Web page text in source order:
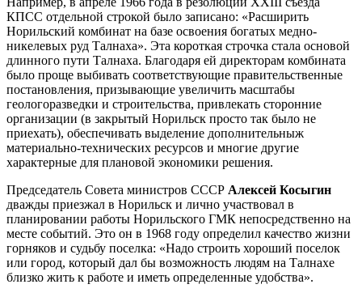
КПСС отдельной строкой было записано: «Расширить
Норильский комбинат на базе освоения богатых медно-
никелевых руд Талнаха». Эта короткая строчка стала основой
длинного пути Талнаха. Благодаря ей директорам комбината
было проще выбивать соответствующие правительственные
постановления, призывающие увеличить масштабы
геологоразведки и строительства, привлекать сторонние
организации (в закрытый Норильск просто так было не
приехать), обеспечивать выделение дополнительныж
материально-технических ресурсов и многие другие
характерные для плановой экономики решения.
Председатель Совета министров СССР Алексей Косыгин
дважды приезжал в Норильск и лично участвовал в
планировании работы Норильского ГМК непосредственно на
месте событий. Это он в 1968 году определил качество жизни
горняков и судьбу поселка: «Надо строить хороший поселок
или город, который дал бы возможность людям на Талнахе
близко жить к работе и иметь определенные удобства».